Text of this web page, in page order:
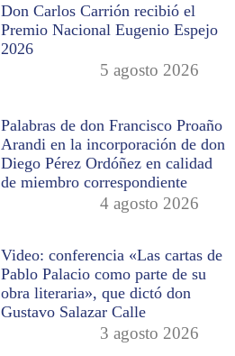
Don Carlos Carrión recibió el
Premio Nacional Eugenio Espejo
2026
5 agosto 2026
Palabras de don Francisco Proaño
Arandi en la incorporación de don
Diego Pérez Ordóñez en calidad
de miembro correspondiente
4 agosto 2026
Video: conferencia «Las cartas de
Pablo Palacio como parte de su
obra literaria», que dictó don
Gustavo Salazar Calle
3 agosto 2026